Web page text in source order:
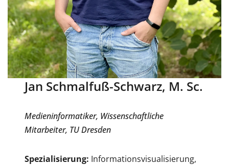
Jan Schmalfuß-Schwarz, M. Sc.
Medieninformatiker, Wissenschaftliche
Mitarbeiter, TU Dresden
Spezialisierung: Informationsvisualisierung,